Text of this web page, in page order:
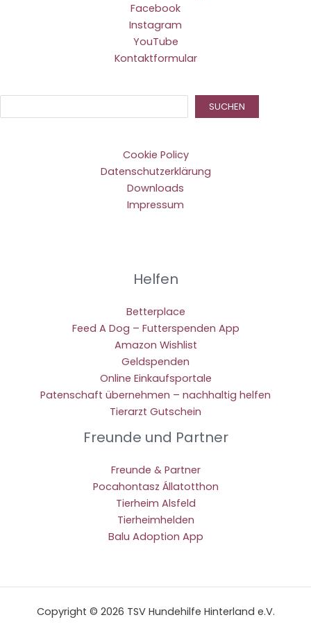
Facebook
Instagram
YouTube
Kontaktformular
SUCHEN
Cookie Policy
Datenschutzerklärung
Downloads
Impressum
Helfen
Betterplace
Feed A Dog – Futterspenden App
Amazon Wishlist
Geldspenden
Online Einkaufsportale
Patenschaft übernehmen – nachhaltig helfen
Tierarzt Gutschein
Freunde und Partner
Freunde & Partner
Pocahontasz Állatotthon
Tierheim Alsfeld
Tierheimhelden
Balu Adoption App
Copyright © 2026 TSV Hundehilfe Hinterland e.V.